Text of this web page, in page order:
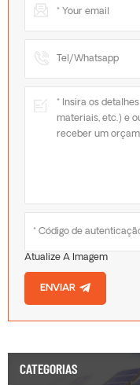
Atualize A Imagem
ENVIAR
CATEGORIAS